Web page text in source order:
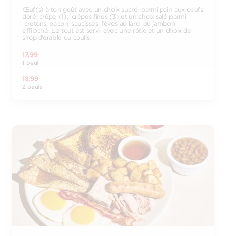
Œuf(s) à ton goût avec un choix sucré parmi pain aux oeufs
doré, crêpe (1), crêpes fines (3) et un choix salé parmi
cretons, bacon, saucisses, fèves au lard ou jambon
effiloché. Le tout est servi avec une rôtie et un choix de
sirop d’érable ou coulis.
17,99
1 oeuf
18,99
2 oeufs